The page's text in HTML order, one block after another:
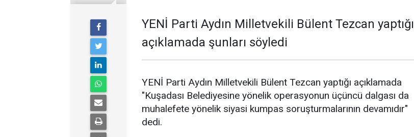
YENİ Parti Aydın Milletvekili Bülent Tezcan yaptığı
açıklamada şunları söyledi
YENİ Parti Aydın Milletvekili Bülent Tezcan yaptığı açıklamada
"Kuşadası Belediyesine yönelik operasyonun üçüncü dalgası da
muhalefete yönelik siyasi kumpas soruşturmalarının devamıdır"
dedi.